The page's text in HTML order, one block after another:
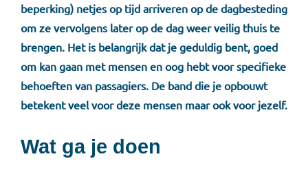
beperking) netjes op tijd arriveren op de dagbesteding
om ze vervolgens later op de dag weer veilig thuis te
brengen. Het is belangrijk dat je geduldig bent, goed
om kan gaan met mensen en oog hebt voor specifieke
behoeften van passagiers. De band die je opbouwt
betekent veel voor deze mensen maar ook voor jezelf.
Wat ga je doen